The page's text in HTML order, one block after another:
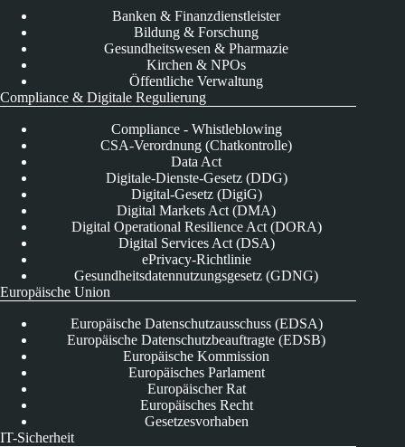
Banken & Finanzdienstleister
Bildung & Forschung
Gesundheitswesen & Pharmazie
Kirchen & NPOs
Öffentliche Verwaltung
Compliance & Digitale Regulierung
Compliance - Whistleblowing
CSA-Verordnung (Chatkontrolle)
Data Act
Digitale-Dienste-Gesetz (DDG)
Digital-Gesetz (DigiG)
Digital Markets Act (DMA)
Digital Operational Resilience Act (DORA)
Digital Services Act (DSA)
ePrivacy-Richtlinie
Gesundheitsdatennutzungsgesetz (GDNG)
Europäische Union
Europäische Datenschutzausschuss (EDSA)
Europäische Datenschutzbeauftragte (EDSB)
Europäische Kommission
Europäisches Parlament
Europäischer Rat
Europäisches Recht
Gesetzesvorhaben
IT-Sicherheit